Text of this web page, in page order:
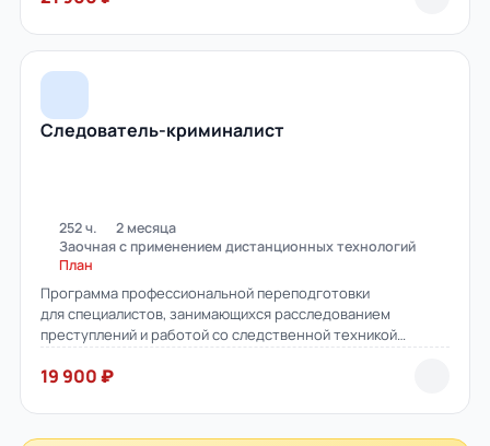
Следователь-криминалист
252 ч.
2 месяца
Заочная с применением дистанционных технологий
План
Программа профессиональной переподготовки
для специалистов, занимающихся расследованием
преступлений и работой со следственной техникой
19 900 ₽